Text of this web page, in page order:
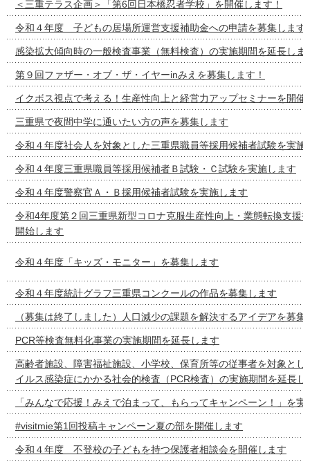
＜三重テラス企画＞「第6回日本橋忍者学校」を開催します！
令和４年度 子どもの居場所運営支援補助金への申請を募集します
感染拡大傾向時の一般検査事業（無料検査）の実施期間を延長しま
第９回ファザー・オブ・ザ・イヤーinみえを募集します！
イクボス視点で考える！生産性向上と経営力アップセミナーを開催
三重県で夜間中学に通いたい方の声を募集します
令和４年度社会人を対象とした三重県職員等採用候補者試験を実施
令和４年度三重県職員等採用候補者Ｂ試験・Ｃ試験を実施します
令和４年度警察官Ａ・Ｂ採用候補者試験を実施します
令和4年度第２回三重県新型コロナ克服生産性向上・業態転換支援
開始します
令和４年度「キッズ・モニター」を募集します
令和４年度統計グラフ三重県コンクールの作品を募集します
（募集は終了しました）人口減少の課題を解決するアイデアを募集
PCR等検査無料化事業の実施期間を延長します
高齢者施設、障害福祉施設、小学校、保育所等の従事者を対象とし
イルス感染症にかかる社会的検査（PCR検査）の実施期間を延長し
「みんなで応援！みえで泊まって、もらってキャンペーン！」を実
#visitmie第1回投稿キャンペーン夏の部を開催します
令和４年度 不登校の子どもを持つ保護者相談会を開催します